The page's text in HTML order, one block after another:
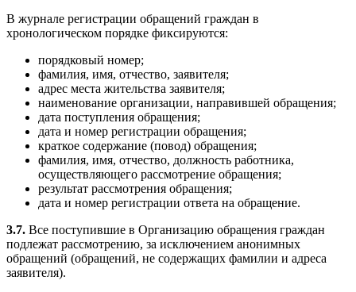
В журнале регистрации обращений граждан в
хронологическом порядке фиксируются:
порядковый номер;
фамилия, имя, отчество, заявителя;
адрес места жительства заявителя;
наименование организации, направившей обращения;
дата поступления обращения;
дата и номер регистрации обращения;
краткое содержание (повод) обращения;
фамилия, имя, отчество, должность работника,
осуществляющего рассмотрение обращения;
результат рассмотрения обращения;
дата и номер регистрации ответа на обращение.
3.7. Все поступившие в Организацию обращения граждан
подлежат рассмотрению, за исключением анонимных
обращений (обращений, не содержащих фамилии и адреса
заявителя).